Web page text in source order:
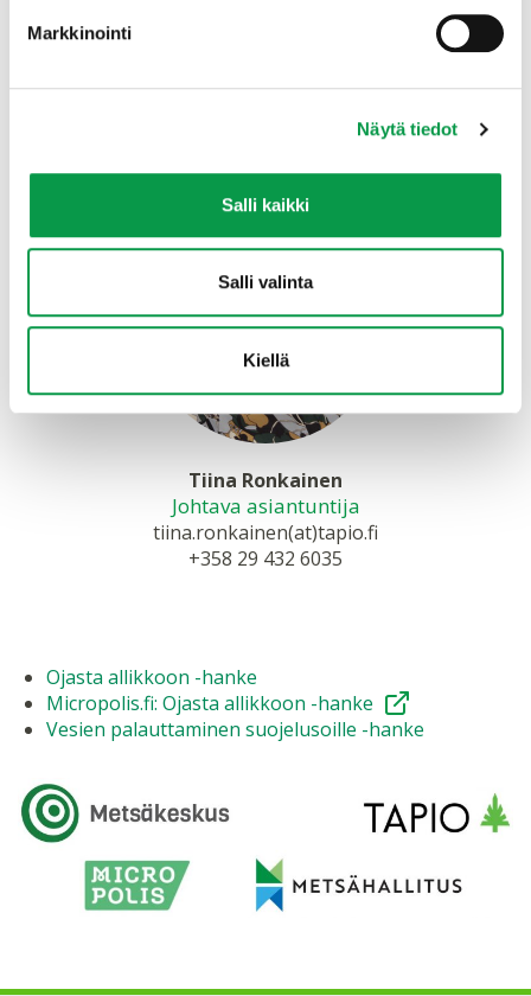
Markkinointi
Näytä tiedot
Salli kaikki
Salli valinta
Kiellä
Tiina Ronkainen
Johtava asiantuntija
tiina.ronkainen(at)tapio.fi
+358 29 432 6035
Ojasta allikkoon -hanke
Micropolis.fi: Ojasta allikkoon -hanke
Vesien palauttaminen suojelusoille -hanke